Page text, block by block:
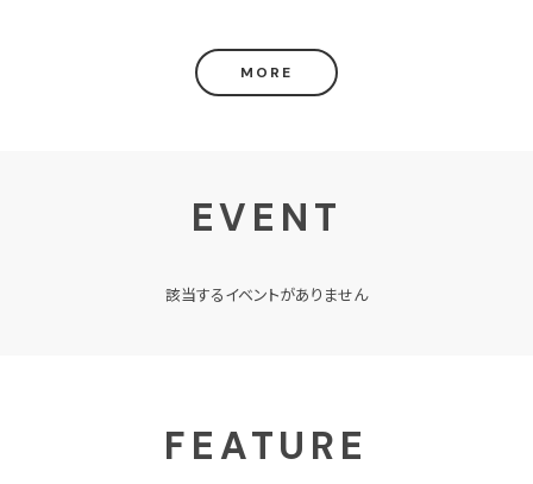
MORE
EVENT
該当するイベントがありません
FEATURE